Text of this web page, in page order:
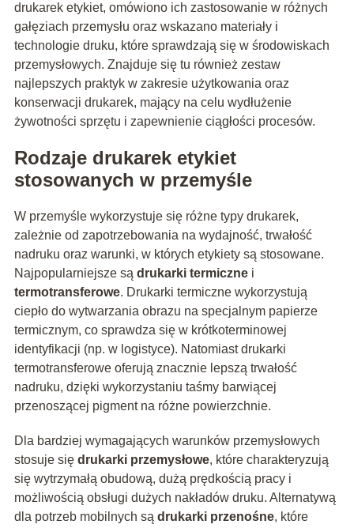
drukarek etykiet, omówiono ich zastosowanie w różnych
gałęziach przemysłu oraz wskazano materiały i
technologie druku, które sprawdzają się w środowiskach
przemysłowych. Znajduje się tu również zestaw
najlepszych praktyk w zakresie użytkowania oraz
konserwacji drukarek, mający na celu wydłużenie
żywotności sprzętu i zapewnienie ciągłości procesów.
Rodzaje drukarek etykiet
stosowanych w przemyśle
W przemyśle wykorzystuje się różne typy drukarek,
zależnie od zapotrzebowania na wydajność, trwałość
nadruku oraz warunki, w których etykiety są stosowane.
Najpopularniejsze są drukarki termicznei
termotransferowe. Drukarki termiczne wykorzystują
ciepło do wytwarzania obrazu na specjalnym papierze
termicznym, co sprawdza się w krótkoterminowej
identyfikacji (np. w logistyce). Natomiast drukarki
termotransferowe oferują znacznie lepszą trwałość
nadruku, dzięki wykorzystaniu taśmy barwiącej
przenoszącej pigment na różne powierzchnie.
Dla bardziej wymagających warunków przemysłowych
stosuje się drukarki przemysłowe, które charakteryzują
się wytrzymałą obudową, dużą prędkością pracy i
możliwością obsługi dużych nakładów druku. Alternatywą
dla potrzeb mobilnych są drukarki przenośne, które